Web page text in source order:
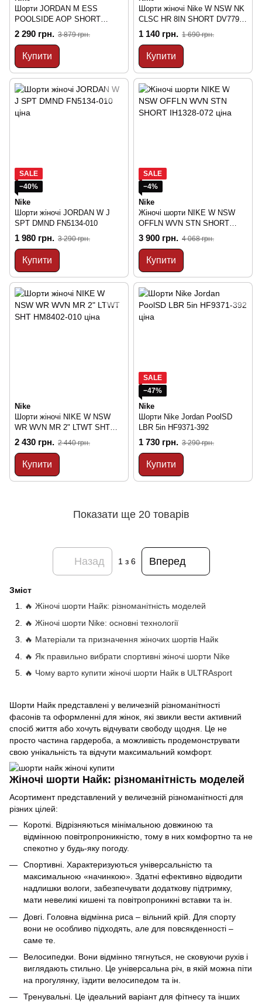
Шорти JORDAN M ESS
POOLSIDE AOP SHORT
FN4635-622
2 290 грн. 3 879 грн.
Купити
Шорти жіночі Nike W NSW NK
CLSC HR 8IN SHORT DV7797-
019
1 140 грн. 1 690 грн.
Купити
SALE
−40%
Nike
Шорти жіночі JORDAN W J
SPT DMND FN5134-010
1 980 грн. 3 290 грн.
Купити
SALE
−4%
Nike
Жіночі шорти NIKE W NSW
OFFLN WVN STN SHORT
IH1328-072
3 900 грн. 4 068 грн.
Купити
Nike
Шорти жіночі NIKE W NSW
WR WVN MR 2" LTWT SHT
HM8402-010
2 430 грн. 2 440 грн.
Купити
SALE
−47%
Nike
Шорти Nike Jordan PoolSD
LBR 5in HF9371-392
1 730 грн. 3 290 грн.
Купити
Показати ще 20 товарів
Назад 1з 6 Вперед
Зміст
🔥 Жіночі шорти Найк: різноманітність моделей
🔥 Жіночі шорти Nike: основні технології
🔥 Матеріали та призначення жіночих шортів Найк
🔥 Як правильно вибрати спортивні жіночі шорти Nike
🔥 Чому варто купити жіночі шорти Найк в ULTRAsport
Шорти Найк представлені у величезній різноманітності
фасонів та оформленні для жінок, які звикли вести активний
спосіб життя або хочуть відчувати свободу щодня. Це не
просто частина гардероба, а можливість продемонструвати
свою унікальність та відчути максимальний комфорт.
Жіночі шорти Найк: різноманітність моделей
Асортимент представлений у величезній різноманітності для
різних цілей:
Короткі. Відрізняються мінімальною довжиною та
відмінною повітропроникністю, тому в них комфортно та не
спекотно у будь-яку погоду.
Спортивні. Характеризуються універсальністю та
максимальною «начинкою». Здатні ефективно відводити
надлишки вологи, забезпечувати додаткову підтримку,
мати невеликі кишені та повітропроникні вставки та ін.
Довгі. Головна відмінна риса – вільний крій. Для спорту
вони не особливо підходять, але для повсякденності –
саме те.
Велосипедки. Вони відмінно тягнуться, не сковуючи рухів і
виглядають стильно. Це універсальна річ, в якій можна піти
на прогулянку, їздити велосипедом та ін.
Тренувальні. Це ідеальний варіант для фітнесу та інших